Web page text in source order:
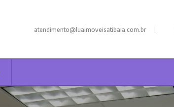
atendimento@luaimoveisatibaia.com.br |